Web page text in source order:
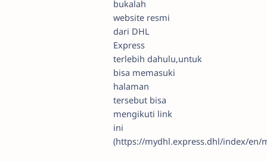
bukalah
website resmi
dari DHL
Express
terlebih dahulu,untuk
bisa memasuki
halaman
tersebut bisa
mengikuti link
ini
(https://mydhl.express.dhl/index/en/